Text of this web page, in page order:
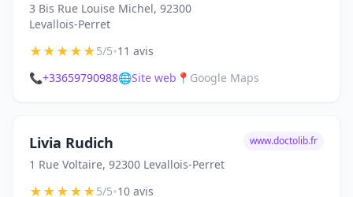
3 Bis Rue Louise Michel, 92300
Levallois-Perret
★★★★★5/5•11 avis
📞+33659790988🌐Site web 📍 Google Maps
Livia Rudich
1 Rue Voltaire, 92300 Levallois-Perret
www.doctolib.fr
★★★★★5/5•10 avis